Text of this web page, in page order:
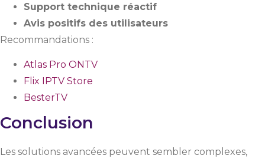
Support technique réactif
Avis positifs des utilisateurs
Recommandations :
Atlas Pro ONTV
Flix IPTV Store
BesterTV
Conclusion
Les solutions avancées peuvent sembler complexes,